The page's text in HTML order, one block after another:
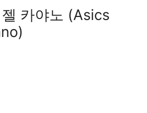
카야노 (Asics